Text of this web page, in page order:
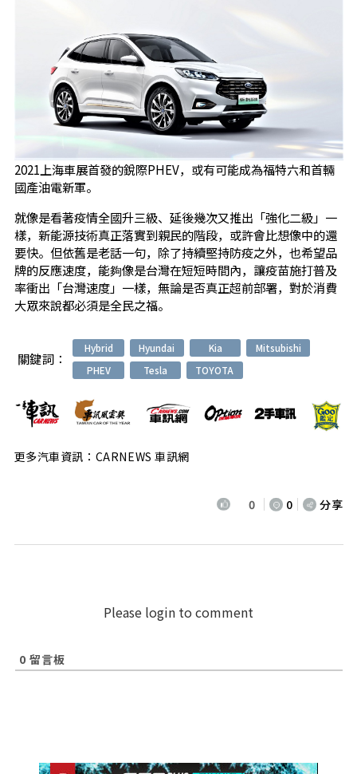
2021上海車展首發的銳際PHEV，或有可能成為福特六和首輛
國產油電新軍。
就像是看著疫情全國升三級、延後幾次又推出「強化二級」一
樣，新能源技術真正落實到親民的階段，或許會比想像中的還
要快。但依舊是老話一句，除了持續堅持防疫之外，也希望品
牌的反應速度，能夠像是台灣在短短時間內，讓疫苗施打普及
率衝出「台灣速度」一樣，無論是否真正超前部署，對於消費
大眾來說都必須是全民之福。
關鍵詞：
Hybrid Hyundai Kia
Mitsubishi
PHEV
Tesla TOYOTA
更多汽車資訊：CARNEWS 車訊網
0 0 分享
Please login to comment
0 留言板